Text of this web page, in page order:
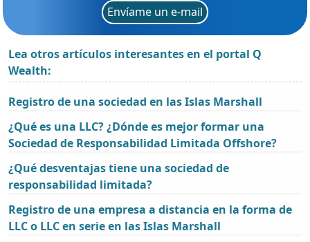
Envíame un e-mail
Lea otros artículos interesantes en el portal Q
Wealth:
Registro de una sociedad en las Islas Marshall
¿Qué es una LLC? ¿Dónde es mejor formar una
Sociedad de Responsabilidad Limitada Offshore?
¿Qué desventajas tiene una sociedad de
responsabilidad limitada?
Registro de una empresa a distancia en la forma de
LLC o LLC en serie en las Islas Marshall